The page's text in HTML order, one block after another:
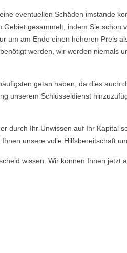
eventuellen Schäden imstande
gesammelt, indem Sie schon
um am Ende einen höheren Preis
werden, wir werden niemals
getan haben, da dies auch
unserem Schlüsseldienst
durch Ihr Unwissen auf Ihr Kapital
unsere volle Hilfsbereitschaft
wissen. Wir können Ihnen jetzt